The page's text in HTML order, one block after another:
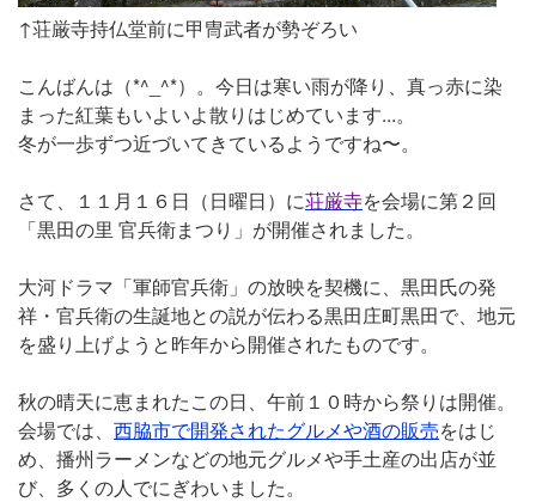
↑荘厳寺持仏堂前に甲冑武者が勢ぞろい
こんばんは（*^_^*）。今日は寒い雨が降り、真っ赤に染
まった紅葉もいよいよ散りはじめています...。
冬が一歩ずつ近づいてきているようですね〜。
さて、１１月１６日（日曜日）に荘厳寺を会場に第２回
「黒田の里 官兵衛まつり」が開催されました。
大河ドラマ「軍師官兵衛」の放映を契機に、黒田氏の発
祥・官兵衛の生誕地との説が伝わる黒田庄町黒田で、地元
を盛り上げようと昨年から開催されたものです。
秋の晴天に恵まれたこの日、午前１０時から祭りは開催。
会場では、 西脇市で開発されたグルメや酒の販売をはじ
め、播州ラーメンなどの地元グルメや手土産の出店が並
び、多くの人でにぎわいました。